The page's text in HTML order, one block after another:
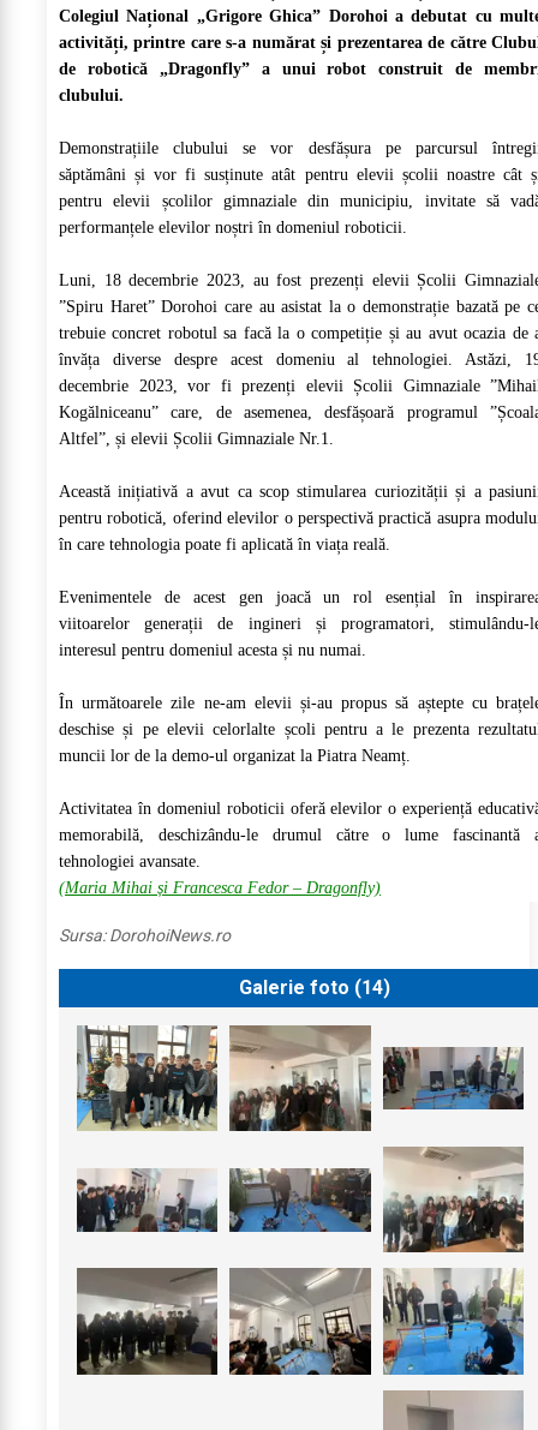
Colegiul Național „Grigore Ghica” Dorohoi a debutat cu
activități, printre care s-a numărat și prezentarea de către
de robotică „Dragonfly” a unui robot construit de
clubului.
Demonstrațiile clubului se vor desfășura pe parcursul
săptămâni și vor fi susținute atât pentru elevii școlii noastre cât
pentru elevii școlilor gimnaziale din municipiu, invitate să
performanțele elevilor noștri în domeniul roboticii.
Luni, 18 decembrie 2023, au fost prezenți elevii Școlii
”Spiru Haret” Dorohoi care au asistat la o demonstrație bazată pe
trebuie concret robotul sa facă la o competiție și au avut ocazia de
învăța diverse despre acest domeniu al tehnologiei. Astăzi,
decembrie 2023, vor fi prezenți elevii Școlii Gimnaziale
Kogălniceanu” care, de asemenea, desfășoară programul
Altfel”, și elevii Școlii Gimnaziale Nr.1.
Această inițiativă a avut ca scop stimularea curiozității și a
pentru robotică, oferind elevilor o perspectivă practică asupra
în care tehnologia poate fi aplicată în viața reală.
Evenimentele de acest gen joacă un rol esențial în
viitoarelor generații de ingineri și programatori, stimulându-
interesul pentru domeniul acesta și nu numai.
În următoarele zile ne-am elevii și-au propus să aștepte cu
deschise și pe elevii celorlalte școli pentru a le prezenta
muncii lor de la demo-ul organizat la Piatra Neamț.
Activitatea în domeniul roboticii oferă elevilor o experiență
memorabilă, deschizându-le drumul către o lume fascinantă
tehnologiei avansate.
(Maria Mihai și Francesca Fedor – Dragonfly)
Sursa:DorohoiNews.ro
Galerie foto (14)